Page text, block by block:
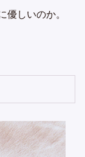
優しいのか。